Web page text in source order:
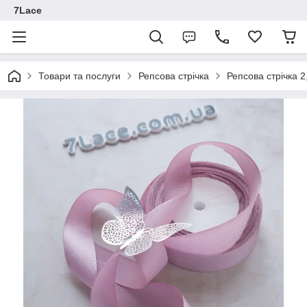
7Lace
Товари та послуги Репсова стрічка Репсова стрічка